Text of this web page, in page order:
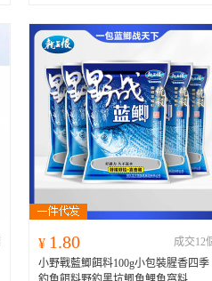
¥ 1.80
成交12
小野戰藍鯽餌料100g小包裝腥香四季